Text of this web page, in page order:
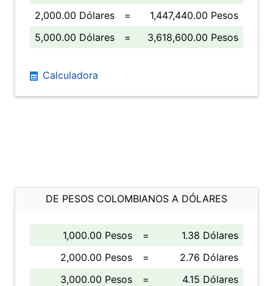
2,000.00 Dólares
=
1,447,440.00 Pesos
5,000.00 Dólares
= 3,618,600.00 Pesos
Calculadora
DE PESOS COLOMBIANOS A DÓLARES
1,000.00 Pesos =
1.38 Dólares
2,000.00 Pesos
=
2.76 Dólares
3,000.00 Pesos
=
4.15 Dólares